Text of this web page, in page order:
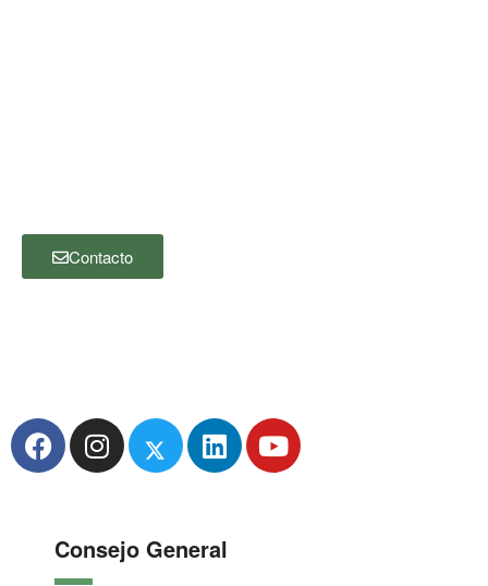
Contacto
Consejo General